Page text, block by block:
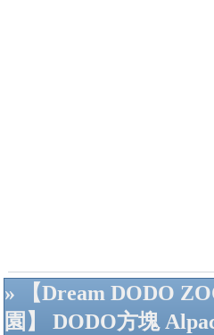
» 【Dream DODO
園】 DODO方塊